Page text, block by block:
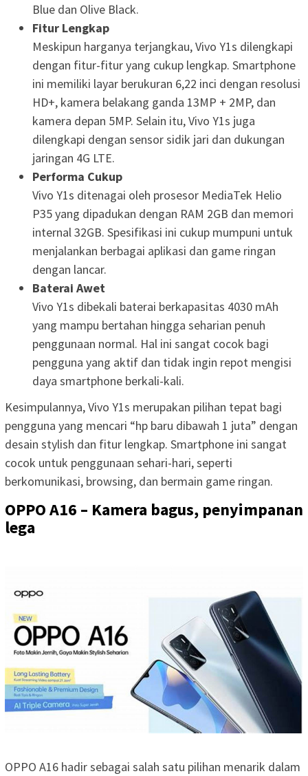
Blue dan Olive Black.
Fitur Lengkap
Meskipun harganya terjangkau, Vivo Y1s dilengkapi
dengan fitur-fitur yang cukup lengkap. Smartphone
ini memiliki layar berukuran 6,22 inci dengan resolusi
HD+, kamera belakang ganda 13MP + 2MP, dan
kamera depan 5MP. Selain itu, Vivo Y1s juga
dilengkapi dengan sensor sidik jari dan dukungan
jaringan 4G LTE.
Performa Cukup
Vivo Y1s ditenagai oleh prosesor MediaTek Helio
P35 yang dipadukan dengan RAM 2GB dan memori
internal 32GB. Spesifikasi ini cukup mumpuni untuk
menjalankan berbagai aplikasi dan game ringan
dengan lancar.
Baterai Awet
Vivo Y1s dibekali baterai berkapasitas 4030 mAh
yang mampu bertahan hingga seharian penuh
penggunaan normal. Hal ini sangat cocok bagi
pengguna yang aktif dan tidak ingin repot mengisi
daya smartphone berkali-kali.
Kesimpulannya, Vivo Y1s merupakan pilihan tepat bagi
pengguna yang mencari “hp baru dibawah 1 juta” dengan
desain stylish dan fitur lengkap. Smartphone ini sangat
cocok untuk penggunaan sehari-hari, seperti
berkomunikasi, browsing, dan bermain game ringan.
OPPO A16 – Kamera bagus, penyimpanan
lega
OPPO A16 hadir sebagai salah satu pilihan menarik dalam